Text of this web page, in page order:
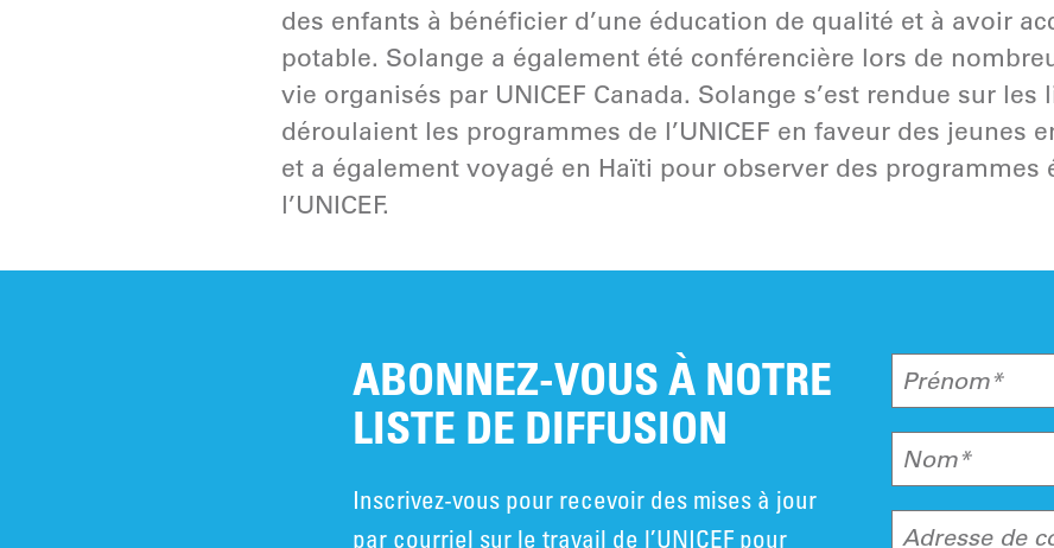
des enfants à bénéficier d’une éducation de qualité et à avoir
potable. Solange a également été conférencière lors de
vie organisés par UNICEF Canada. Solange s’est rendue sur les
déroulaient les programmes de l’UNICEF en faveur des jeunes
et a également voyagé en Haïti pour observer des programmes
l’UNICEF.
ABONNEZ-VOUS À NOTRE
LISTE DE DIFFUSION
Inscrivez-vous pour recevoir des mises à jour
par courriel sur le travail de l’UNICEF pour
Prénom*
Nom*
Adresse de